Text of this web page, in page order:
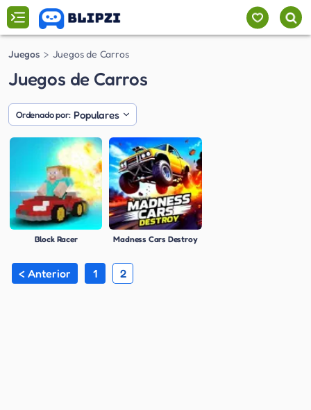
Juegos Juegos de Carros
Juegos de Carros
Ordenado por: Populares
Block Racer Madness Cars Destroy
< Anterior 1 2